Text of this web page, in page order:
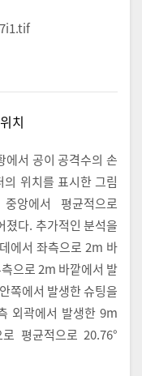
치
서 공이 공격수의 손
위치를 표시한 그림
앙에서 평균적으로
다. 추가적인 분석을
에서 좌측으로 2m 바
으로 2m 바깥에서 발
쪽에서 발생한 슈팅을
외곽에서 발생한 9m
평균적으로 20.76°